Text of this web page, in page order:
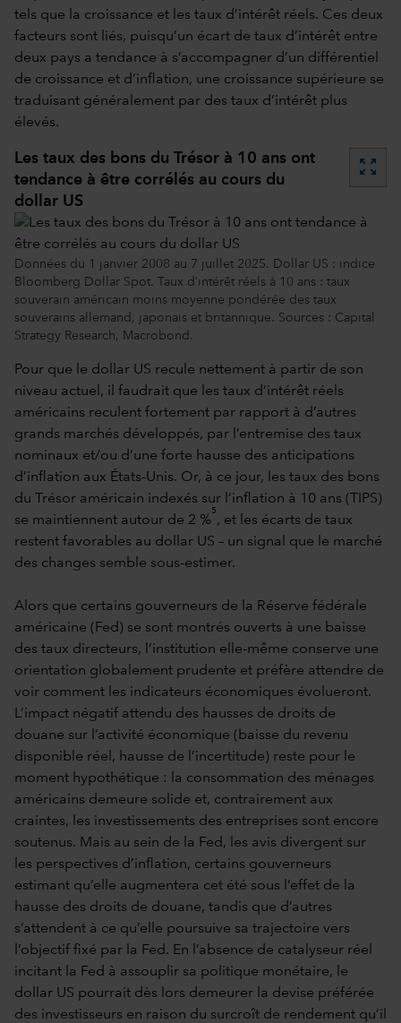
tels que la croissance et les taux d’intérêt réels. Ces deux
facteurs sont liés, puisqu’un écart de taux d’intérêt entre
deux pays a tendance à s’accompagner d’un différentiel
de croissance et d’inflation, une croissance supérieure se
traduisant généralement par des taux d’intérêt plus
élevés.
Les taux des bons du Trésor à 10 ans ont
tendance à être corrélés au cours du
dollar US
zoom_out_map
Données du 1 janvier 2008 au 7 juillet 2025. Dollar US : indice
Bloomberg Dollar Spot. Taux d’intérêt réels à 10 ans : taux
souverain américain moins moyenne pondérée des taux
souverains allemand, japonais et britannique. Sources : Capital
Strategy Research, Macrobond.
Pour que le dollar US recule nettement à partir de son
niveau actuel, il faudrait que les taux d’intérêt réels
américains reculent fortement par rapport à d’autres
grands marchés développés, par l’entremise des taux
nominaux et/ou d’une forte hausse des anticipations
d’inflation aux États-Unis. Or, à ce jour, les taux des bons
du Trésor américain indexés sur l’inflation à 10 ans (TIPS)
se maintiennent autour de 2 %
5
, et les écarts de taux
restent favorables au dollar US – un signal que le marché
des changes semble sous-estimer.
Alors que certains gouverneurs de la Réserve fédérale
américaine (Fed) se sont montrés ouverts à une baisse
des taux directeurs, l’institution elle-même conserve une
orientation globalement prudente et préfère attendre de
voir comment les indicateurs économiques évolueront.
L’impact négatif attendu des hausses de droits de
douane sur l’activité économique (baisse du revenu
disponible réel, hausse de l’incertitude) reste pour le
moment hypothétique : la consommation des ménages
américains demeure solide et, contrairement aux
craintes, les investissements des entreprises sont encore
soutenus. Mais au sein de la Fed, les avis divergent sur
les perspectives d’inflation, certains gouverneurs
estimant qu’elle augmentera cet été sous l’effet de la
hausse des droits de douane, tandis que d’autres
s’attendent à ce qu’elle poursuive sa trajectoire vers
l’objectif fixé par la Fed. En l’absence de catalyseur réel
incitant la Fed à assouplir sa politique monétaire, le
dollar US pourrait dès lors demeurer la devise préférée
des investisseurs en raison du surcroît de rendement qu’il